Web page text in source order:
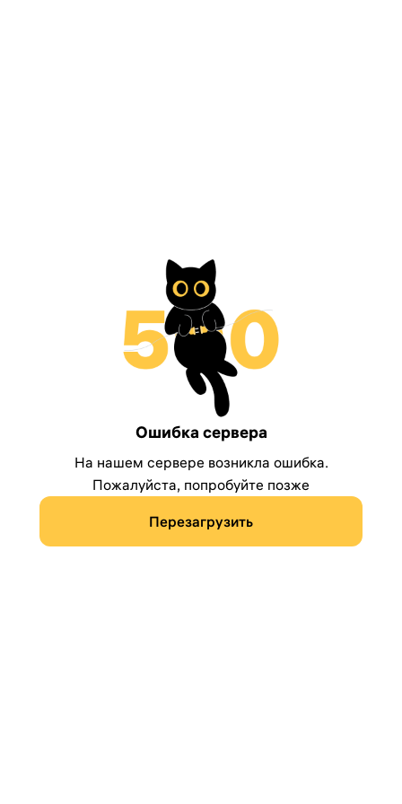
Ошибка сервера
На нашем сервере возникла ошибка.
Пожалуйста, попробуйте позже
Перезагрузить